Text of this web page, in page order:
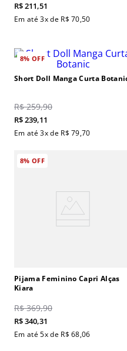
R$211,51
Em até3x de R$ 70,50
8% OFF
Short Doll Manga Curta
R$ 259,90
R$239,11
Em até3x de R$ 79,70
8% OFF
Pijama Feminino Capri Alças
Kiara
R$ 369,90
R$340,31
Em até5x de R$ 68,06